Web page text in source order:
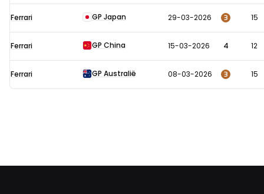
Ferrari GP Japan 29-03-2026 3 15
Ferrari GP China 15-03-2026 4 12
Ferrari GP Australië 08-03-2026 3 15